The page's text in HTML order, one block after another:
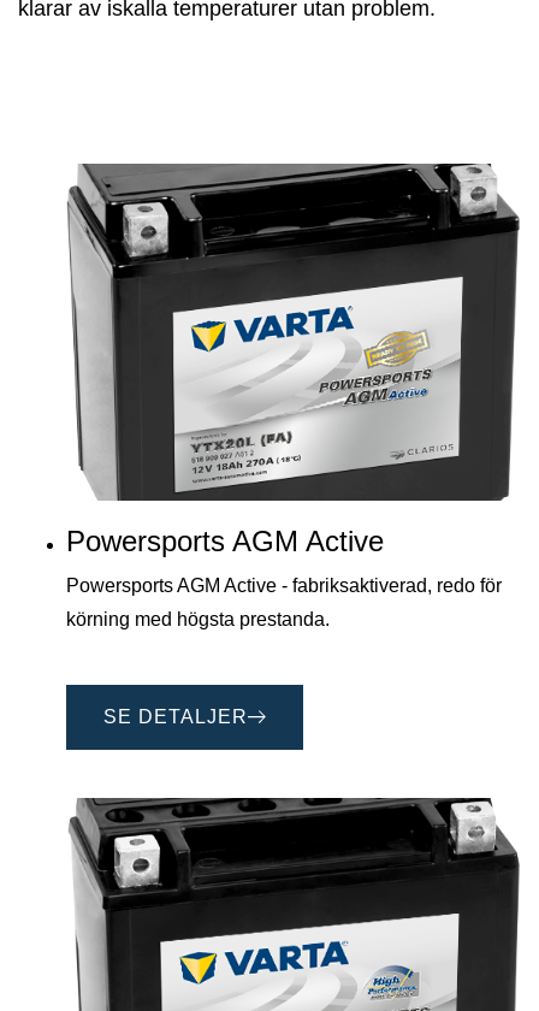
klarar av iskalla temperaturer utan problem.
Powersports AGM Active
Powersports AGM Active - fabriksaktiverad, redo för
körning med högsta prestanda.
SE DETALJER